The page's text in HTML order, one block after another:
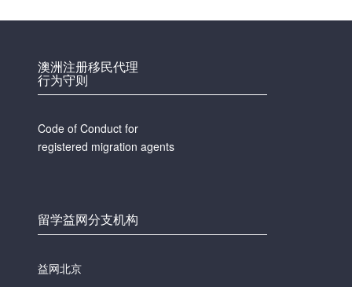
澳洲注册移民代理
行为守则
Code of Conduct for
registered migration agents
留学益网分支机构
益网北京